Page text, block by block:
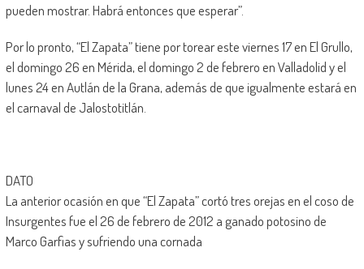
pueden mostrar. Habrá entonces que esperar”.
Por lo pronto, “El Zapata” tiene por torear este viernes 17 en El Grullo,
el domingo 26 en Mérida, el domingo 2 de febrero en Valladolid y el
lunes 24 en Autlán de la Grana, además de que igualmente estará en
el carnaval de Jalostotitlán.
DATO
La anterior ocasión en que “El Zapata” cortó tres orejas en el coso de
Insurgentes fue el 26 de febrero de 2012 a ganado potosino de
Marco Garfias y sufriendo una cornada